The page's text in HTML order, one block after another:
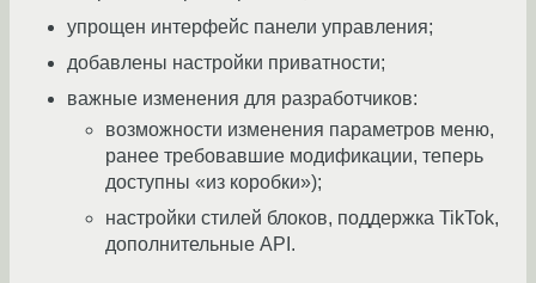
упрощен интерфейс панели управления;
добавлены настройки приватности;
важные изменения для разработчиков:
возможности изменения параметров меню,
ранее требовавшие модификации, теперь
доступны «из коробки»);
настройки стилей блоков, поддержка TikTok,
дополнительные API.